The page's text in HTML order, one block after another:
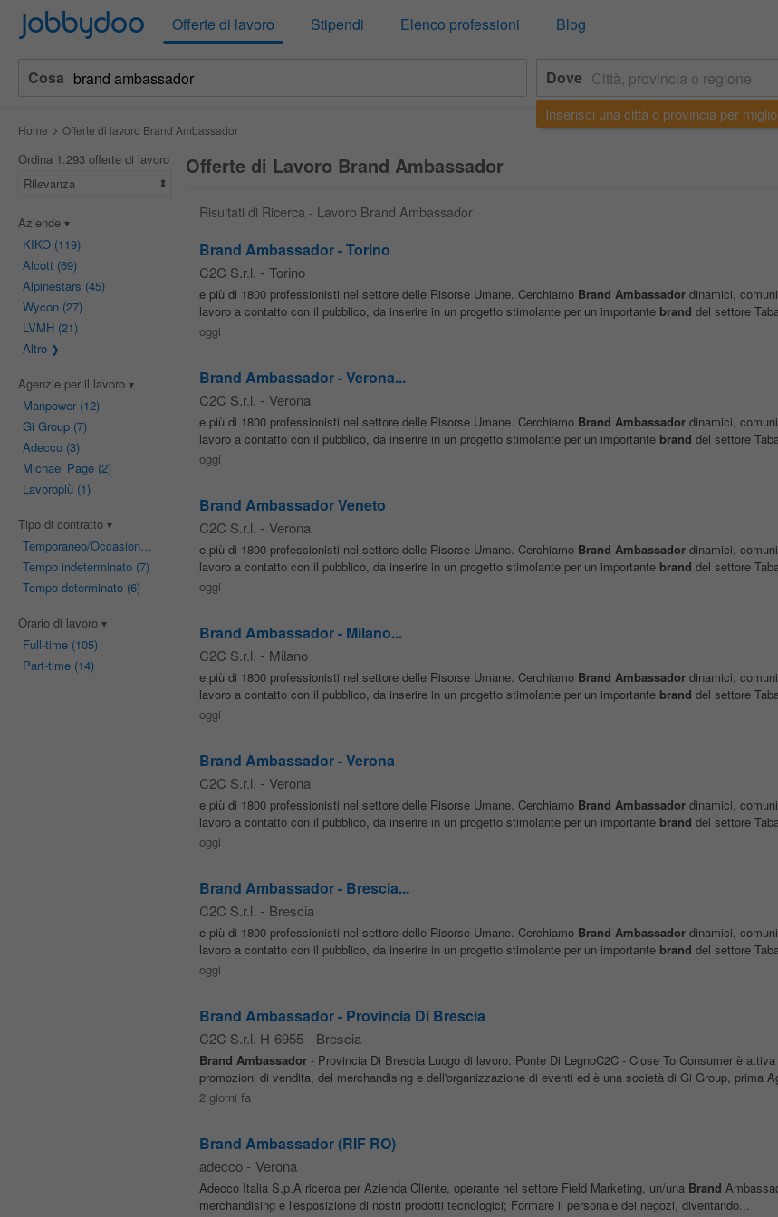
Jobbydoo Offerte di lavoro Stipendi Elenco professioni Blog
Cosa Dove
Inserisci una città o provincia per
Home Offerte di lavoro Brand Ambassador
Ordina 1.293 offerte di lavoro
Rilevanza
Aziende
KIKO(119)
Alcott(69)
Alpinestars (45)
Wycon(27)
LVMH(21)
Altro
Agenzie per il lavoro
Manpower(12)
Gi Group(7)
Adecco(3)
Michael Page(2)
Lavoropiù(1)
Tipo di contratto
Temporaneo/Occasionale
Tempo indeterminato(7)
Tempo determinato(6)
Orario di lavoro
Full-time(105)
Part-time(14)
Offerte di Lavoro Brand Ambassador
Risultati di Ricerca - Lavoro Brand Ambassador
Brand Ambassador - Torino
C2C S.r.l. - Torino
e più di 1800 professionisti nel settore delle Risorse Umane. Cerchiamo Brand Ambassadordinamici,
lavoro a contatto con il pubblico, da inserire in un progetto stimolante per un importante brand del settore
oggi
Brand Ambassador - Verona...
C2C S.r.l. - Verona
e più di 1800 professionisti nel settore delle Risorse Umane. Cerchiamo Brand Ambassadordinamici,
lavoro a contatto con il pubblico, da inserire in un progetto stimolante per un importante brand del settore
oggi
Brand Ambassador Veneto
C2C S.r.l. - Verona
e più di 1800 professionisti nel settore delle Risorse Umane. Cerchiamo Brand Ambassadordinamici,
lavoro a contatto con il pubblico, da inserire in un progetto stimolante per un importante brand del settore
oggi
Brand Ambassador - Milano...
C2C S.r.l. - Milano
e più di 1800 professionisti nel settore delle Risorse Umane. Cerchiamo Brand Ambassadordinamici,
lavoro a contatto con il pubblico, da inserire in un progetto stimolante per un importante brand del settore
oggi
Brand Ambassador - Verona
C2C S.r.l. - Verona
e più di 1800 professionisti nel settore delle Risorse Umane. Cerchiamo Brand Ambassadordinamici,
lavoro a contatto con il pubblico, da inserire in un progetto stimolante per un importante brand del settore
oggi
Brand Ambassador - Brescia...
C2C S.r.l. - Brescia
e più di 1800 professionisti nel settore delle Risorse Umane. Cerchiamo Brand Ambassadordinamici,
lavoro a contatto con il pubblico, da inserire in un progetto stimolante per un importante brand del settore
oggi
Brand Ambassador - Provincia Di Brescia
C2C S.r.l. H-6955 - Brescia
Brand Ambassador- Provincia Di Brescia Luogo di lavoro: Ponte Di LegnoC2C - Close To Consumer è
promozioni di vendita, del merchandising e dell'organizzazione di eventi ed è una società di Gi Group, prima
2 giorni fa
Brand Ambassador (RIF RO)
adecco - Verona
Adecco Italia S.p.A ricerca per Azienda Cliente, operante nel settore Field Marketing, un/una Brand
merchandising e l'esposizione di nostri prodotti tecnologici; Formare il personale dei negozi, diventando...